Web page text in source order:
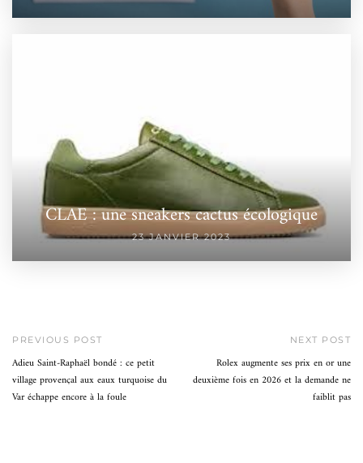
CLAE : une sneakers cactus écologique
23 JANVIER 2023
PREVIOUS POST
Adieu Saint-Raphaël bondé : ce petit
village provençal aux eaux turquoise du
Var échappe encore à la foule
NEXT POST
Rolex augmente ses prix en or une
deuxième fois en 2026 et la demande ne
faiblit pas